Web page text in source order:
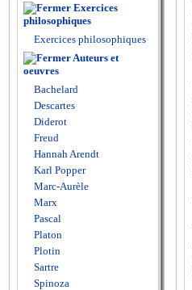
Exercices
philosophiques
Exercices philosophiques
Auteurs et
oeuvres
Bachelard
Descartes
Diderot
Freud
Hannah Arendt
Karl Popper
Marc-Aurèle
Marx
Pascal
Platon
Plotin
Sartre
Spinoza